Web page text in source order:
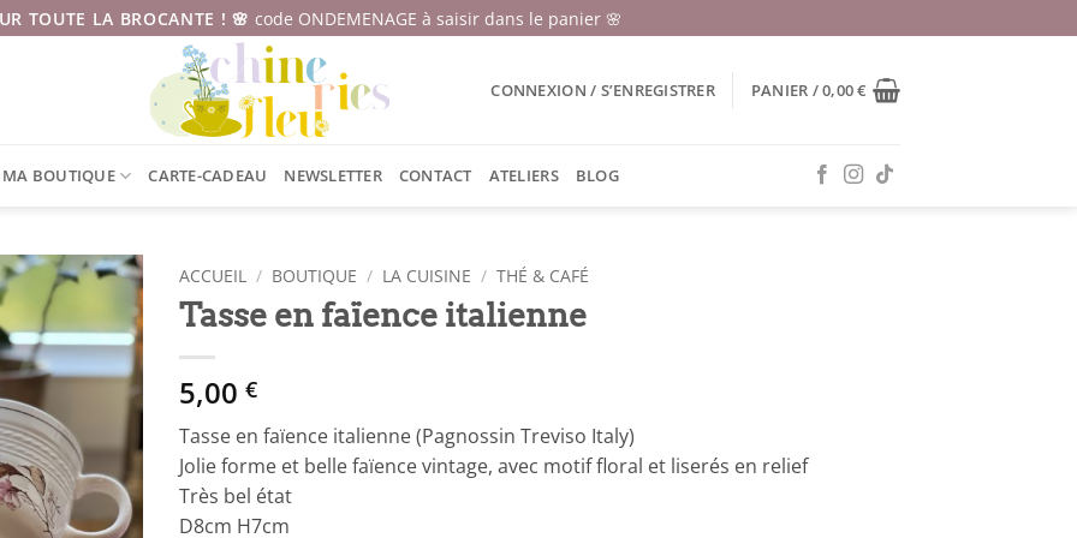
TOUTE LA BROCANTE ! 🌸 code ONDEMENAGE à saisir dans le panier 🌸
CONNEXION / S’ENREGISTRER PANIER /0,00€
MA BOUTIQUE CARTE-CADEAU NEWSLETTER CONTACT ATELIERS BLOG
ACCUEIL / BOUTIQUE / LA CUISINE / THÉ & CAFÉ
Tasse en faïence italienne
5,00 €
Tasse en faïence italienne (Pagnossin Treviso Italy)
Jolie forme et belle faïence vintage, avec motif floral et liserés en relief
Très bel état
D8cm H7cm